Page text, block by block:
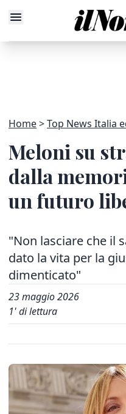
Home Top News Italia
Meloni su
dalla
un futuro
"Non lasciare che il
dato la vita per la
dimenticato"
23 maggio 2026
1' di lettura